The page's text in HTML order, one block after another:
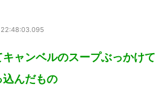
ャンベルのスープぶっかけて
んだもの